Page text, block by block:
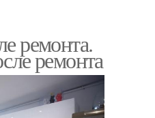
ремонта.
ремонта